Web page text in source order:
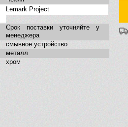
Lemark Project
Срок поставки уточняйте у
менеджера
смывное устройство
металл
хром